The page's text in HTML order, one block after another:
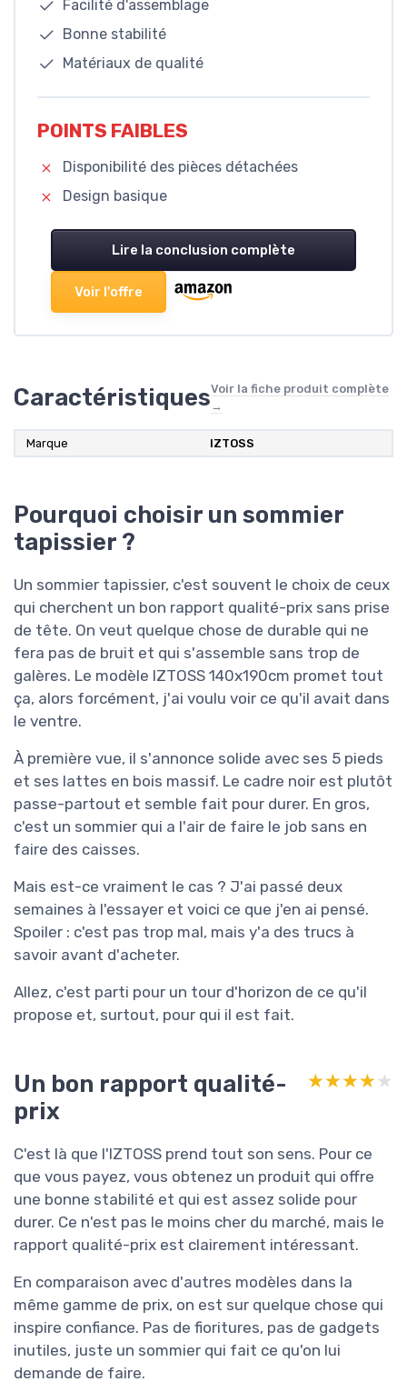
Facilité d'assemblage
Bonne stabilité
Matériaux de qualité
POINTS FAIBLES
Disponibilité des pièces détachées
Design basique
Lire la conclusion complète
Voir l'offre
CaractéristiquesVoir la fiche produit complète
→
Marque ‎IZTOSS
Pourquoi choisir un sommier
tapissier ?
Un sommier tapissier, c'est souvent le choix de ceux
qui cherchent un bon rapport qualité-prix sans prise
de tête. On veut quelque chose de durable qui ne
fera pas de bruit et qui s'assemble sans trop de
galères. Le modèle IZTOSS 140x190cm promet tout
ça, alors forcément, j'ai voulu voir ce qu'il avait dans
le ventre.
À première vue, il s'annonce solide avec ses 5 pieds
et ses lattes en bois massif. Le cadre noir est plutôt
passe-partout et semble fait pour durer. En gros,
c'est un sommier qui a l'air de faire le job sans en
faire des caisses.
Mais est-ce vraiment le cas ? J'ai passé deux
semaines à l'essayer et voici ce que j'en ai pensé.
Spoiler : c'est pas trop mal, mais y'a des trucs à
savoir avant d'acheter.
Allez, c'est parti pour un tour d'horizon de ce qu'il
propose et, surtout, pour qui il est fait.
Un bon rapport qualité-
prix
★★★★★
★★★★★
C'est là que l'IZTOSS prend tout son sens. Pour ce
que vous payez, vous obtenez un produit qui offre
une bonne stabilité et qui est assez solide pour
durer. Ce n'est pas le moins cher du marché, mais le
rapport qualité-prix est clairement intéressant.
En comparaison avec d'autres modèles dans la
même gamme de prix, on est sur quelque chose qui
inspire confiance. Pas de fioritures, pas de gadgets
inutiles, juste un sommier qui fait ce qu'on lui
demande de faire.